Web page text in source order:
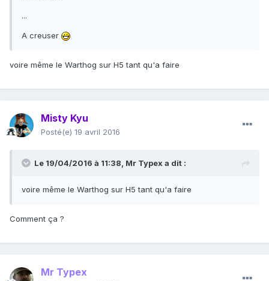
...
A creuser
voire même le Warthog sur H5 tant qu'a faire
Misty Kyu
Posté(e) 19 avril 2016
Le 19/04/2016 à 11:38, Mr Typex a dit :
voire même le Warthog sur H5 tant qu'a faire
Comment ça ?
Mr Typex